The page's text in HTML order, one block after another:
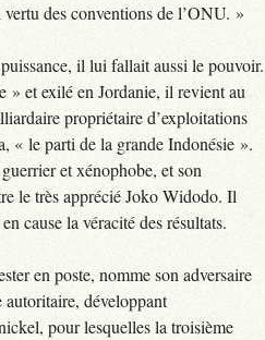
des conventions de l’ONU. »
il lui fallait aussi le pouvoir.
» et exilé en Jordanie, il revient au
propriétaire d’exploitations
« le parti de la grande Indonésie ».
et xénophobe, et son
le très apprécié Joko Widodo. Il
cause la véracité des résultats.
en poste, nomme son adversaire
développant
pour lesquelles la troisième